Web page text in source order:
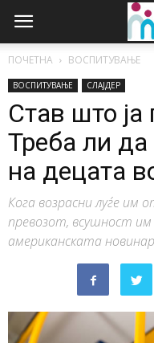
ПОЧЕТНА ВОСПИТУВАЊЕ
ВОСПИТУВАЊЕ СЛАЈДЕР
Став што ја
Треба ли
на децата
Кога возрасни луѓе
превозот, всушност
американската